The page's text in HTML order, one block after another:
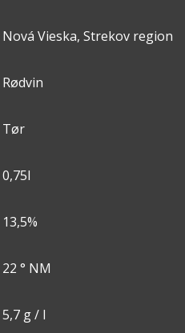
Nová Vieska, Strekov region
Rødvin
Tør
0,75l
13,5%
22 ° NM
5,7 g / l